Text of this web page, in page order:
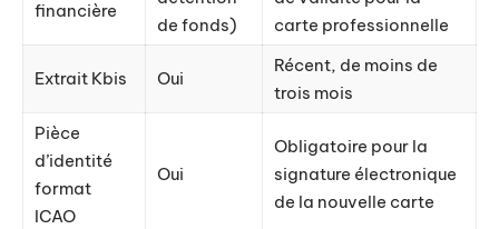
financière
de fonds)
carte professionnelle
Extrait Kbis Oui
Récent, de moins de
trois mois
Pièce
d’identité
format
ICAO
Oui
Obligatoire pour la
signature électronique
de la nouvelle carte